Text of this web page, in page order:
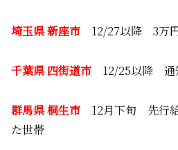
埼玉県 新座市 12/27以降 3万
千葉県 四街道市 12/25以降 通
群馬県 桐生市 12月下旬 先行
た世帯